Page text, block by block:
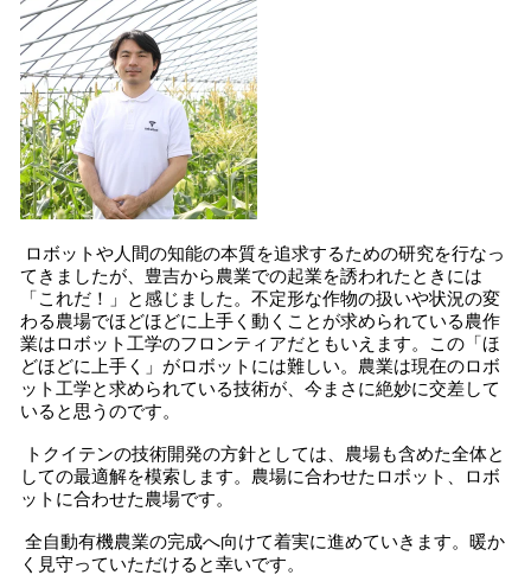
ロボットや人間の知能の本質を追求するための研究を行なっ
てきましたが、豊吉から農業での起業を誘われたときには
「これだ！」と感じました。不定形な作物の扱いや状況の変
わる農場でほどほどに上手く動くことが求められている農作
業はロボット工学のフロンティアだともいえます。この「ほ
どほどに上手く」がロボットには難しい。農業は現在のロボ
ット工学と求められている技術が、今まさに絶妙に交差して
いると思うのです。
トクイテンの技術開発の方針としては、農場も含めた全体と
しての最適解を模索します。農場に合わせたロボット、ロボ
ットに合わせた農場です。
全自動有機農業の完成へ向けて着実に進めていきます。暖か
く見守っていただけると幸いです。